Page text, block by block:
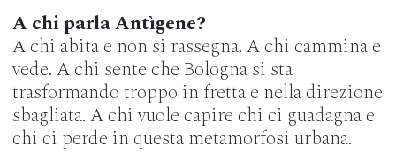
A chi parla Antìgene?
A chi abita e non si rassegna. A chi cammina e
vede. A chi sente che Bologna si sta
trasformando troppo in fretta e nella direzione
sbagliata. A chi vuole capire chi ci guadagna e
chi ci perde in questa metamorfosi urbana.